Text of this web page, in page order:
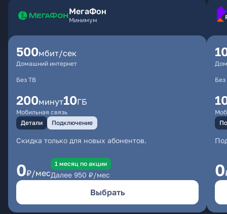
МегаФон
Минимум
500мбит/сек
Домашний интернет
Без ТВ
200минут10ГБ
Мобильная связь
Детали
Подключение
Скидка только для новых абонентов.
0₽/мес
1 месяц по акции
Далее 950 ₽/мес
Выбрать
0